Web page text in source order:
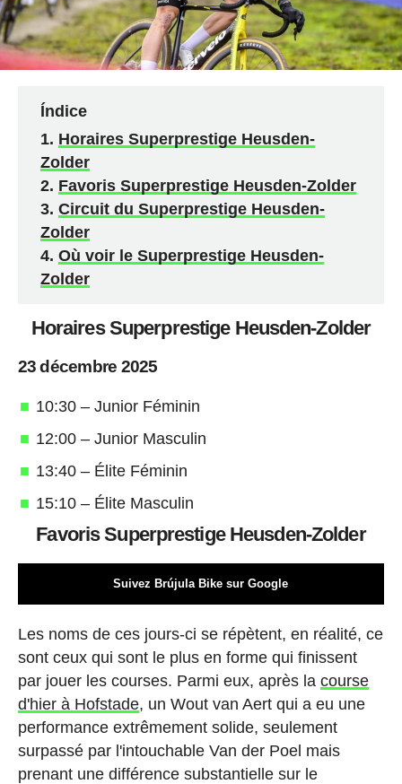
Índice
Horaires Superprestige Heusden-
Zolder
Favoris Superprestige Heusden-Zolder
Circuit du Superprestige Heusden-
Zolder
Où voir le Superprestige Heusden-
Zolder
Horaires Superprestige Heusden-Zolder
23 décembre 2025
10:30 – Junior Féminin
12:00 – Junior Masculin
13:40 – Élite Féminin
15:10 – Élite Masculin
Favoris Superprestige Heusden-Zolder
Suivez Brújula Bike sur Google
Les noms de ces jours-ci se répètent, en réalité, ce
sont ceux qui sont le plus en forme qui finissent
par jouer les courses. Parmi eux, après la course
d'hier à Hofstade, un Wout van Aert qui a eu une
performance extrêmement solide, seulement
surpassé par l'intouchable Van der Poel mais
prenant une différence substantielle sur le